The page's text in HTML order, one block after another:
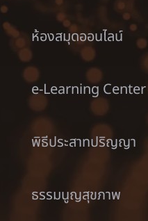
ห้องสมุดออนไลน์
e-Learning Center
พิธีประสาทปริญญา
ธรรมนูญสุขภาพ